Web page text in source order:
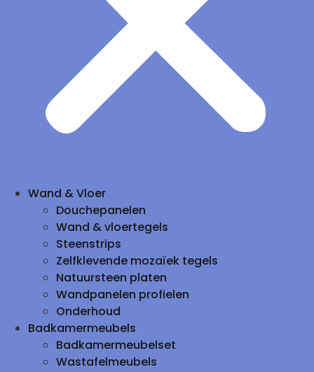
Wand & Vloer
Douchepanelen
Wand & vloertegels
Steenstrips
Zelfklevende mozaïek tegels
Natuursteen platen
Wandpanelen profielen
Onderhoud
Badkamermeubels
Badkamermeubelset
Wastafelmeubels